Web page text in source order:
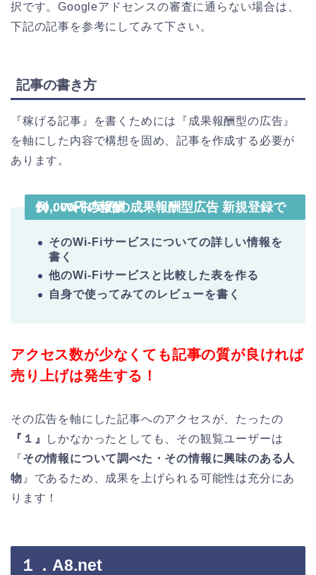
択です。Googleアドセンスの審査に通らない場合は、
下記の記事を参考にしてみて下さい。
記事の書き方
『稼げる記事』を書くためには『成果報酬型の広告』
を軸にした内容で構想を固め、記事を作成する必要が
あります。
例：Wi-Fi契約の成果報酬型広告 新規登録で10,000円の報酬
そのWi-Fiサービスについての詳しい情報を
書く
他のWi-Fiサービスと比較した表を作る
自身で使ってみてのレビューを書く
アクセス数が少なくても記事の質が良ければ
売り上げは発生する！
その広告を軸にした記事へのアクセスが、たったの
『１』
しかなかったとしても、その観覧ユーザーは
『その情報について調べた・その情報に興味のある人
物 』であるため、成果を上げられる可能性は充分にあ
ります！
１．A8.net